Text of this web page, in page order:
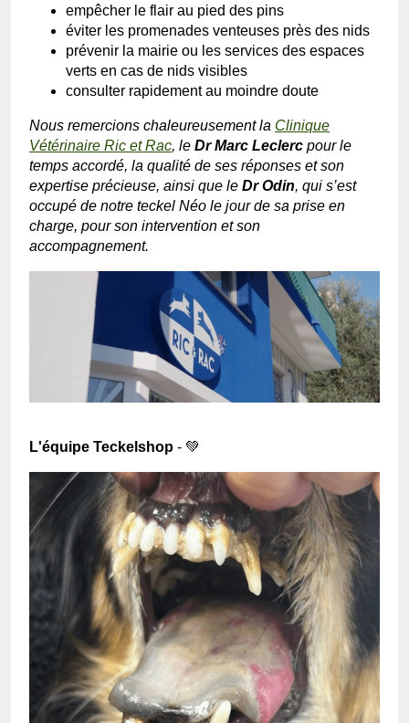
empêcher le flair au pied des pins
éviter les promenades venteuses près des nids
prévenir la mairie ou les services des espaces
verts en cas de nids visibles
consulter rapidement au moindre doute
Nous remercions chaleureusement la Clinique
Vétérinaire Ric et Rac, le Dr Marc Leclerc pour le
temps accordé, la qualité de ses réponses et son
expertise précieuse, ainsi que le Dr Odin, qui s’est
occupé de notre teckel Néo le jour de sa prise en
charge, pour son intervention et son
accompagnement.
L'équipe Teckelshop - 💚